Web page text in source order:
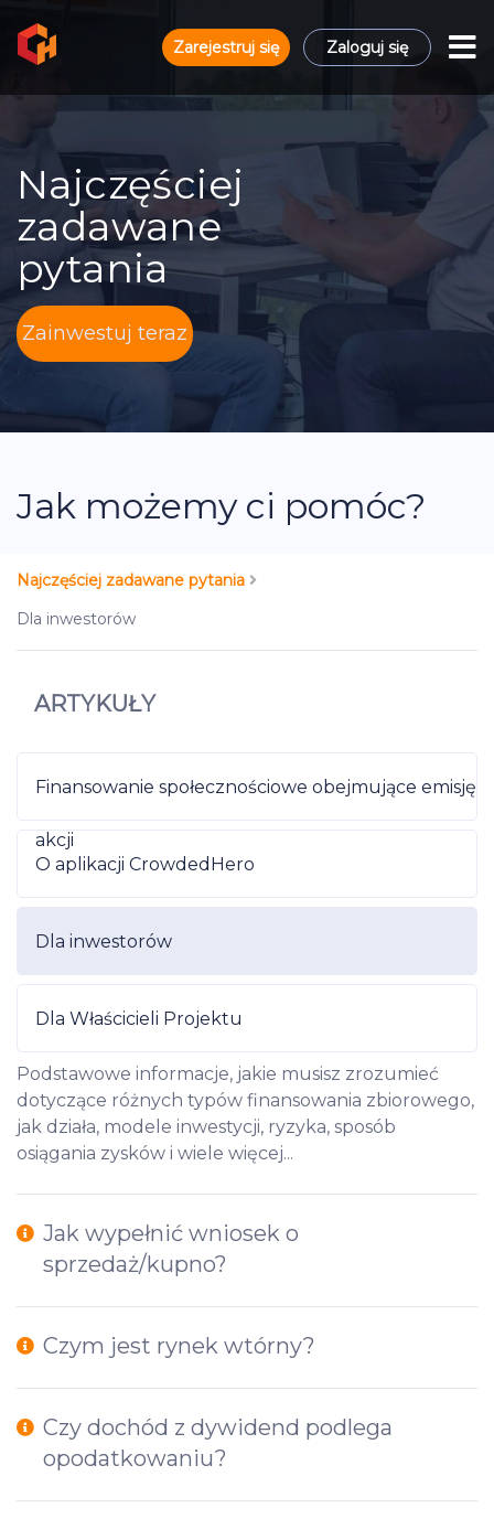
Zarejestruj się Zaloguj się
Najczęściej
zadawane
pytania
Zainwestuj teraz
Jak możemy ci pomóc?
Najczęściej zadawane pytania
Dla inwestorów
ARTYKUŁY
Finansowanie społecznościowe obejmujące emisję
akcji
O aplikacji CrowdedHero
Dla inwestorów
Dla Właścicieli Projektu
Podstawowe informacje, jakie musisz zrozumieć
dotyczące różnych typów finansowania zbiorowego,
jak działa, modele inwestycji, ryzyka, sposób
osiągania zysków i wiele więcej...
Jak wypełnić wniosek o
sprzedaż/kupno?
Czym jest rynek wtórny?
Czy dochód z dywidend podlega
opodatkowaniu?